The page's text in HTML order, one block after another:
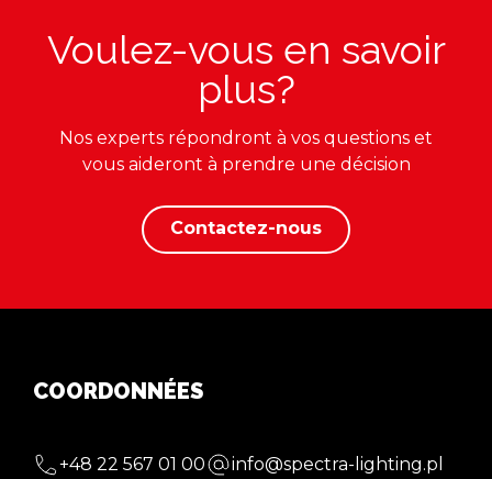
Voulez-vous en savoir
plus?
Nos experts répondront à vos questions et
vous aideront à prendre une décision
Contactez-nous
COORDONNÉES
+48 22 567 01 00
info@spectra-lighting.pl